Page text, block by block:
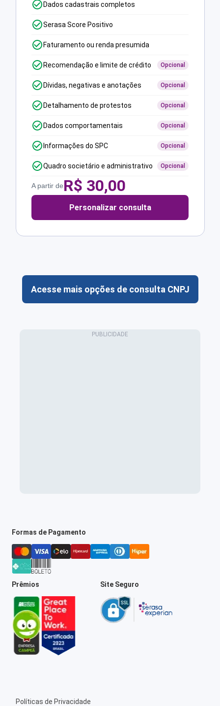
Dados cadastrais completos
Serasa Score Positivo
Faturamento ou renda presumida
Recomendação e limite de crédito Opcional
Dívidas, negativas e anotações Opcional
Detalhamento de protestos Opcional
Dados comportamentais Opcional
Informações do SPC Opcional
Quadro societário e administrativo Opcional
A partir deR$ 30,00
Personalizar consulta
Acesse mais opções de consulta CNPJ
Formas de Pagamento
Prêmios Site Seguro
Políticas de Privacidade